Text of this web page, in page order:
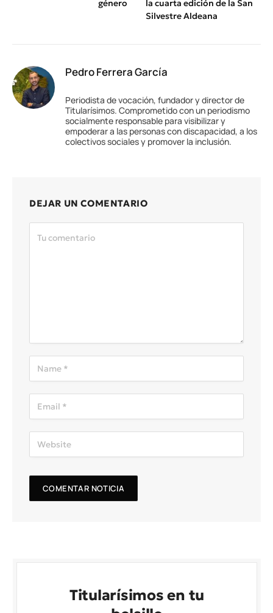
género
la cuarta edición de la San
Silvestre Aldeana
Pedro Ferrera García
Periodista de vocación, fundador y director de
Titularísimos. Comprometido con un periodismo
socialmente responsable para visibilizar y
empoderar a las personas con discapacidad, a los
colectivos sociales y promover la inclusión.
DEJAR UN COMENTARIO
Titularísimos en tu